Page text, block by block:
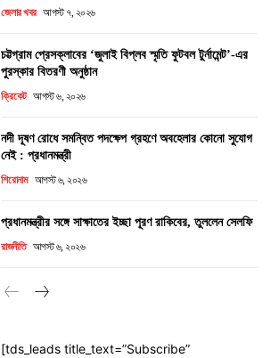
জেলার খবর আগস্ট ৭, ২০২৬
চট্টগ্রাম প্রেসক্লাবের ‘জুলাই বিপ্লব স্মৃতি ফুটবল টুর্নামেন্ট’-এর
পুরস্কার বিতরণী অনুষ্ঠান
ক্রিকেট আগস্ট ৬, ২০২৬
নদী দূষণ রোধে সমন্বিত পদক্ষেপ গ্রহণে অবহেলার কোনো সুযোগ
নেই : প্রধানমন্ত্রী
শিরোনাম আগস্ট ৬, ২০২৬
প্রধানমন্ত্রীর সঙ্গে সাক্ষাতের ইচ্ছা পূরণ রাকিবের, তুললেন সেলফি
রাজনীতি আগস্ট ৬, ২০২৬
[tds_leads title_text=”Subscribe”